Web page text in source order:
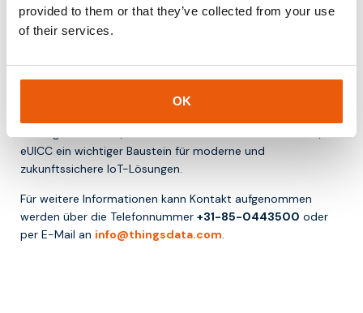
provided to them or that they’ve collected from your use
of their services.
OK
Fazit
Fernverwaltung von SIM-Profilen. Innerhalb von IoT bietet sie
Flexibilität, Skalierbarkeit und effizientes Management der
eUICC ein wichtiger Baustein für moderne und
zukunftssichere IoT-Lösungen.
Für weitere Informationen kann Kontakt aufgenommen
werden über die Telefonnummer +31-85-0443500 oder
per E-Mail an info@thingsdata.com.